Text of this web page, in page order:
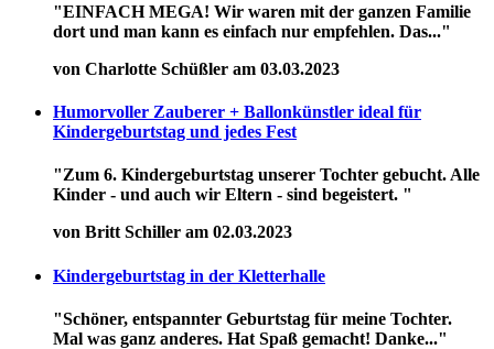
"EINFACH MEGA! Wir waren mit der ganzen Familie
dort und man kann es einfach nur empfehlen. Das..."
von Charlotte Schüßler am 03.03.2023
Humorvoller Zauberer + Ballonkünstler ideal für
Kindergeburtstag und jedes Fest
"Zum 6. Kindergeburtstag unserer Tochter gebucht. Alle
Kinder - und auch wir Eltern - sind begeistert. "
von Britt Schiller am 02.03.2023
Kindergeburtstag in der Kletterhalle
"Schöner, entspannter Geburtstag für meine Tochter.
Mal was ganz anderes. Hat Spaß gemacht! Danke..."